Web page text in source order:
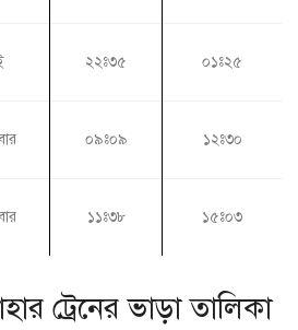
২২ঃ৩৫ ০১ঃ২৫
০৯ঃ০৯ ১২ঃ৩০
১১ঃ৩৮ ১৫ঃ০৩
ট্রেনের ভাড়া তালিকা